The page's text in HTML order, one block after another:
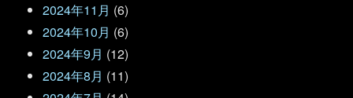
2024年11月 (6)
2024年10月 (6)
2024年9月 (12)
2024年8月 (11)